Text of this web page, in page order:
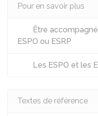
Pour en savoir plus
Être
ESPO ou ESRP
Les ESPO et les
Textes de référence